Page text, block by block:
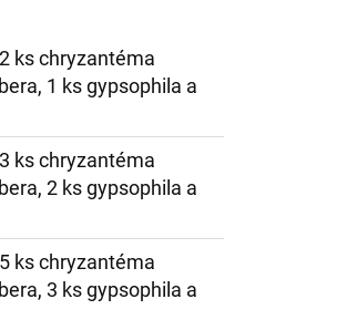
ks chryzantéma
1 ks gypsophila a
ks chryzantéma
2 ks gypsophila a
ks chryzantéma
3 ks gypsophila a